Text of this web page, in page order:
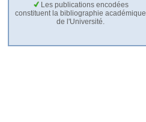
Les publications encodées
constituent la bibliographie académique
de l'Université.